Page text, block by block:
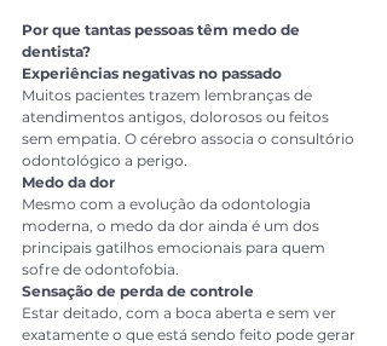
Por que tantas pessoas têm medo de
dentista?
Experiências negativas no passado
Muitos pacientes trazem lembranças de
atendimentos antigos, dolorosos ou feitos
sem empatia. O cérebro associa o consultório
odontológico a perigo.
Medo da dor
Mesmo com a evolução da odontologia
moderna, o medo da dor ainda é um dos
principais gatilhos emocionais para quem
sofre de odontofobia.
Sensação de perda de controle
Estar deitado, com a boca aberta e sem ver
exatamente o que está sendo feito pode gerar